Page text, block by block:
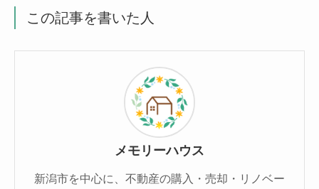
この記事を書いた人
メモリーハウス
新潟市を中心に、不動産の購入・売却・リノベー